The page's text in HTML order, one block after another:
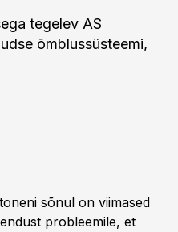
tegelev AS
õmblussüsteemi,
sõnul on viimased
probleemile, et